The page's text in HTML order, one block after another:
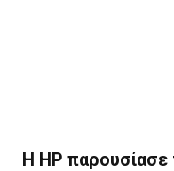
Η HP παρουσίασε